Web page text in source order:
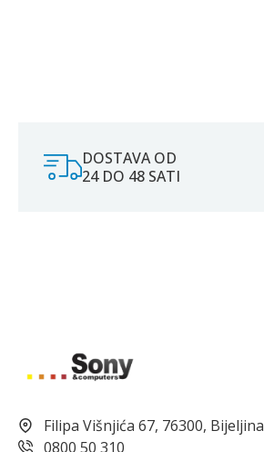
DOSTAVA OD
24 DO 48 SATI
Filipa Višnjića 67, 76300, Bijeljina
0800 50 310